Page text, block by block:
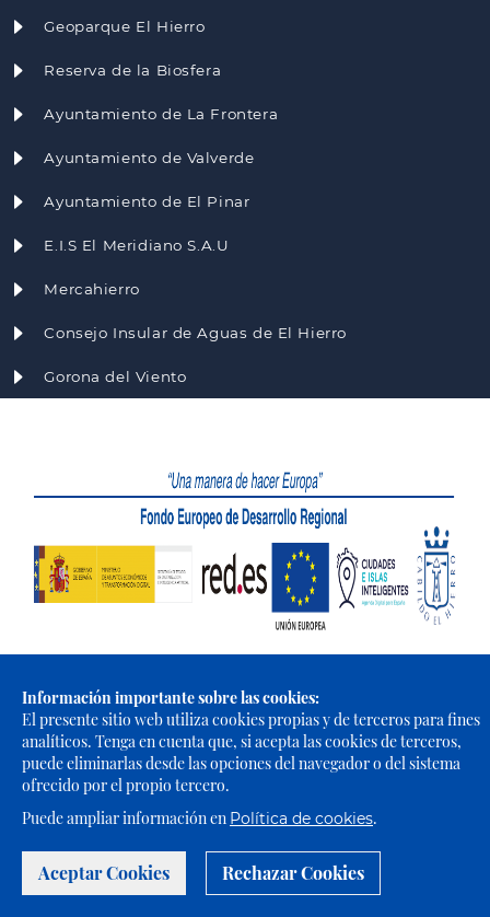
Información importante sobre las cookies:
El presente sitio web utiliza cookies propias y de terceros para fines
analíticos. Tenga en cuenta que, si acepta las cookies de terceros,
puede eliminarlas desde las opciones del navegador o del sistema
ofrecido por el propio tercero.
Puede ampliar información en Política de cookies.
Aceptar Cookies Rechazar Cookies
Geoparque El Hierro
Reserva de la Biosfera
Ayuntamiento de La Frontera
Ayuntamiento de Valverde
Ayuntamiento de El Pinar
E.I.S El Meridiano S.A.U
Mercahierro
Consejo Insular de Aguas de El Hierro
Gorona del Viento
Portal Web de El Cabildo de El Hierro © 2021 - Todos los derechos
reservados | Política de Privacidad | Política de Cookies | Aviso
Legal | Accesibilidad